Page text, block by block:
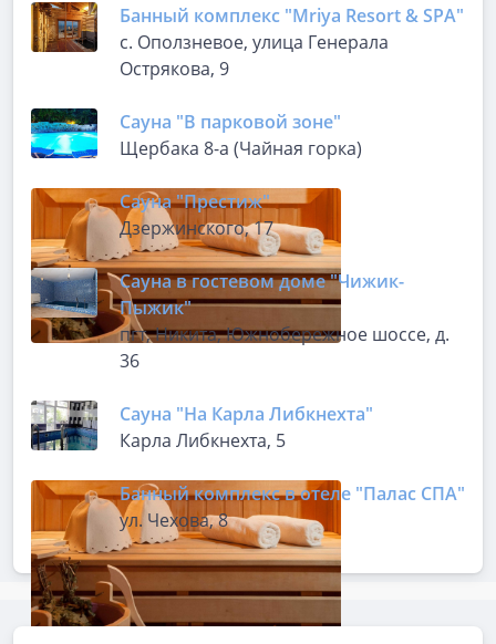
Банный комплекс "Mriya Resort & SPA"
с. Оползневое, улица Генерала
Острякова, 9
Сауна "В парковой зоне"
Щербака 8-а (Чайная горка)
Сауна "Престиж"
Дзержинского, 17
Сауна в гостевом доме "Чижик-
Пыжик"
пгт, Никита, Южнобережное шоссе, д.
36
Сауна "На Карла Либкнехта"
Карла Либкнехта, 5
Банный комплекс в отеле "Палас СПА"
ул. Чехова, 8